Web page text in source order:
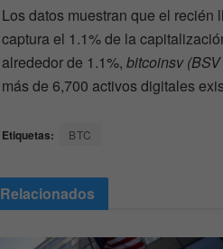
Los datos muestran que el recién
captura el 1.1% de la
alrededor de 1.1%, bitcoinsv
más de 6,700 activos digitales
Etiquetas: BTC
Relacionados